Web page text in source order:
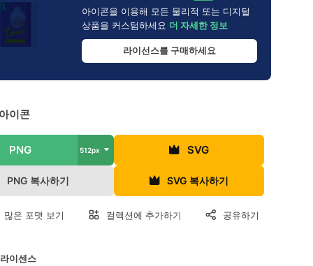
아이콘을 이용해 모든 물리적 또는 디지털
상품을 커스텀하세요 더 자세한 정보
라이선스를 구매하세요
이콘
PNG 512px SVG
PNG 복사하기 SVG 복사하기
많은 포맷 보기 컬렉션에 추가하기 공유하기
이센스